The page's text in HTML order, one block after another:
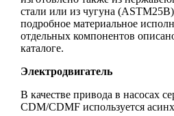
стали или из чугуна
подробное материальное
отдельных компонентов
каталоге.
Электродвигатель
В качестве привода в насосах
CDM/CDMF используется